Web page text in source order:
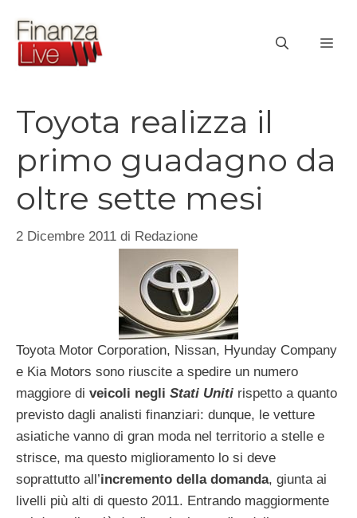
contenuto
Toyota realizza il
primo guadagno da
oltre sette mesi
2 Dicembre 2011 di Redazione
Toyota Motor Corporation, Nissan, Hyunday Company
e Kia Motors sono riuscite a spedire un numero
maggiore di veicoli negli Stati Uniti rispetto a quanto
previsto dagli analisti finanziari: dunque, le vetture
asiatiche vanno di gran moda nel territorio a stelle e
strisce, ma questo miglioramento lo si deve
soprattutto all’incremento della domanda, giunta ai
livelli più alti di questo 2011. Entrando maggiormente